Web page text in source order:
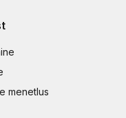
menetlus